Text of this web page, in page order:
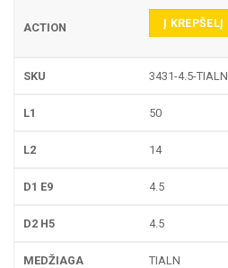
Į KREPŠELĮ
3431-4.5-TIALN
50
14
4.5
4.5
TIALN